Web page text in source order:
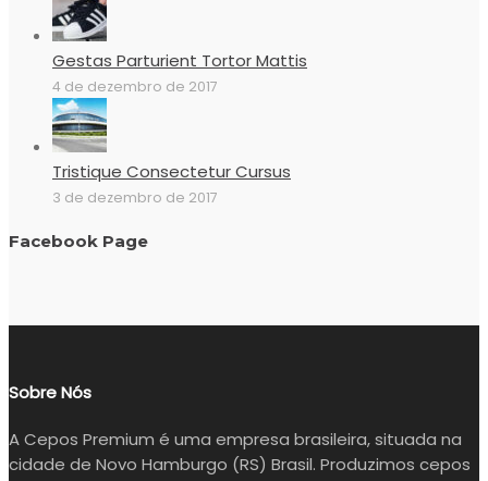
Gestas Parturient Tortor Mattis
4 de dezembro de 2017
Tristique Consectetur Cursus
3 de dezembro de 2017
Facebook Page
Sobre Nós
A Cepos Premium é uma empresa brasileira, situada na
cidade de Novo Hamburgo (RS) Brasil. Produzimos cepos